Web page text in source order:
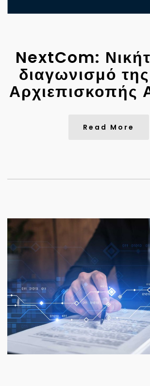
NextCom:
διαγωνισμό
Αρχιεπισκοπής
Read More